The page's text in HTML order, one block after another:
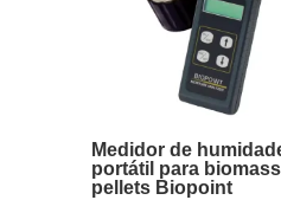
Medidor de
portátil para
pellets Biopoint